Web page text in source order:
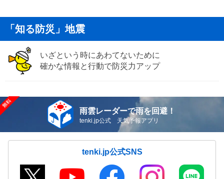
「知る防災」地震
いざという時にあわてないために
確かな情報と行動で防災力アップ
雨雲レーダーで雨を回避！
tenki.jp公式 天気予報アプリ
tenki.jp公式SNS